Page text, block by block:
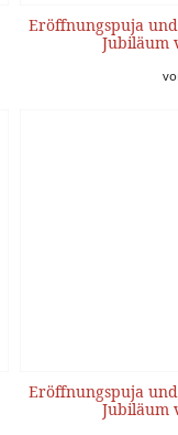
Eröffnungspuja
Jubiläum
Eröffnungspuja
Jubiläum